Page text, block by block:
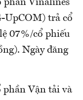
phần Vinalines
-UpCOM) trả cổ
07%/cổ phiếu
Ngày đăng
phần Vận tải và